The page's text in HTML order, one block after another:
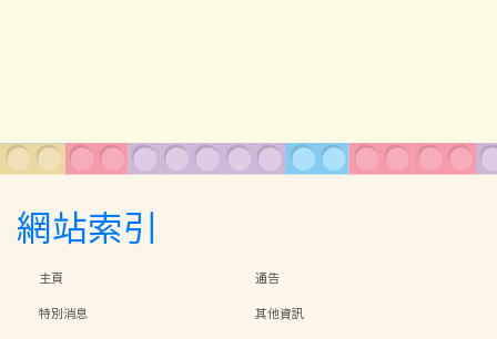
網站索引
主頁
通告
特別消息
其他資訊